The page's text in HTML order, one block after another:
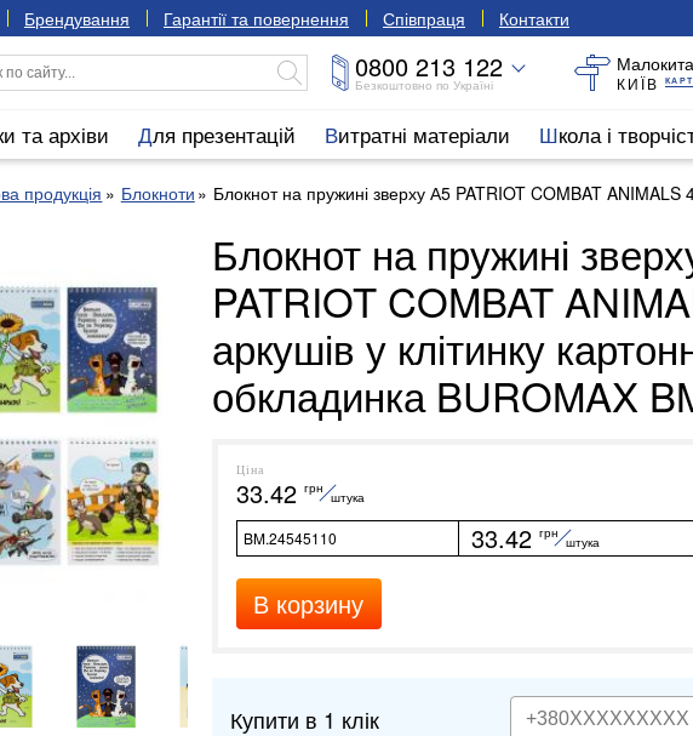
Брендування Гарантії та повернення Співпраця Контакти
0800 213 122
Безкоштовно по Україні КИЇВ
та архіви Для презентацій Витратні матеріали Школа і
продукція Блокноти Блокнот на пружині зверху А5 PATRIOT COMBAT
Блокнот на пружині
PATRIOT COMBAT
аркушів у клітинку
обкладинка BUROMAX
Ціна
33.42 грн
штука
BM.24545110 33.42 грн
штука
В корзину
Купити в 1 клік